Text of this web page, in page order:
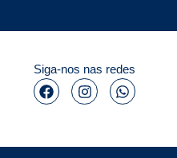
Siga-nos nas redes